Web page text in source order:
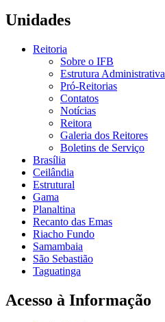
Unidades
Reitoria
Sobre o IFB
Estrutura Administrativa
Pró-Reitorias
Contatos
Notícias
Reitora
Galeria dos Reitores
Boletins de Serviço
Brasília
Ceilândia
Estrutural
Gama
Planaltina
Recanto das Emas
Riacho Fundo
Samambaia
São Sebastião
Taguatinga
Acesso à Informação